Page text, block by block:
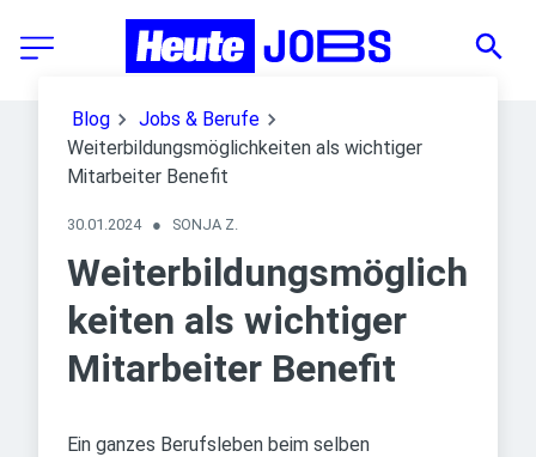
Blog
Jobs & Berufe
Weiterbildungsmöglichkeiten als wichtiger
Mitarbeiter Benefit
30.01.2024 ● SONJA Z.
Weiterbildungsmöglich
keiten als wichtiger
Mitarbeiter Benefit
Ein ganzes Berufsleben beim selben